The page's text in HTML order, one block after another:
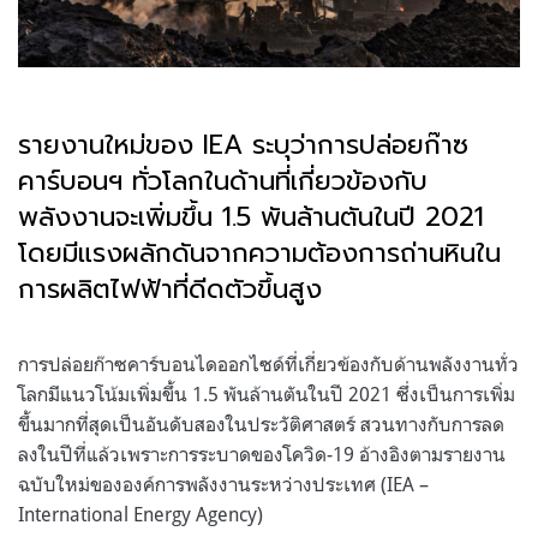
รายงานใหม่ของ IEA ระบุว่าการปล่อยก๊าซ
คาร์บอนฯ ทั่วโลกในด้านที่เกี่ยวข้องกับ
พลังงานจะเพิ่มขึ้น 1.5 พันล้านตันในปี 2021
โดยมีแรงผลักดันจากความต้องการถ่านหินใน
การผลิตไฟฟ้าที่ดีดตัวขึ้นสูง
การปล่อยก๊าซคาร์บอนไดออกไซด์ที่เกี่ยวข้องกับด้านพลังงานทั่ว
โลกมีแนวโน้มเพิ่มขึ้น 1.5 พันล้านตันในปี 2021 ซึ่งเป็นการเพิ่ม
ขึ้นมากที่สุดเป็นอันดับสองในประวัติศาสตร์ สวนทางกับการลด
ลงในปีที่แล้วเพราะการระบาดของโควิด-19 อ้างอิงตามรายงาน
ฉบับใหม่ขององค์การพลังงานระหว่างประเทศ (IEA –
International Energy Agency)